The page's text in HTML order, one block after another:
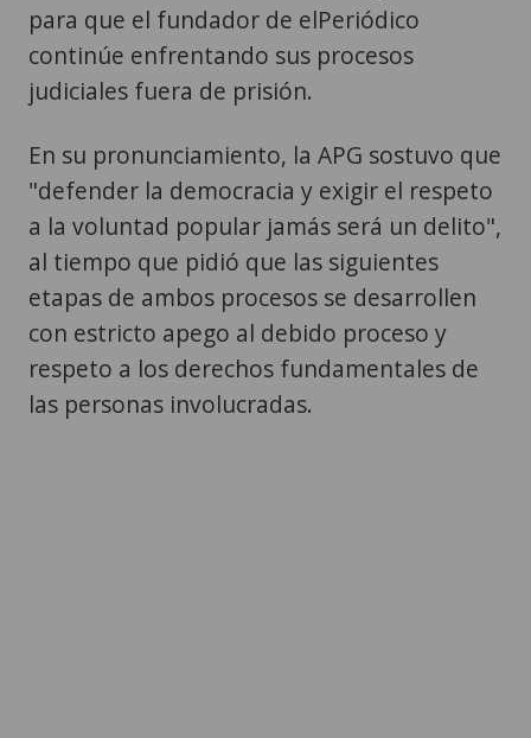
para que el fundador de elPeriódico
continúe enfrentando sus procesos
judiciales fuera de prisión.
En su pronunciamiento, la APG sostuvo que
"defender la democracia y exigir el respeto
a la voluntad popular jamás será un delito",
al tiempo que pidió que las siguientes
etapas de ambos procesos se desarrollen
con estricto apego al debido proceso y
respeto a los derechos fundamentales de
las personas involucradas.